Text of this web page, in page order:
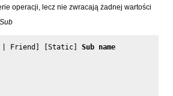
operacji, lecz nie zwracają żadnej wartości
| Friend] [Static] Sub name